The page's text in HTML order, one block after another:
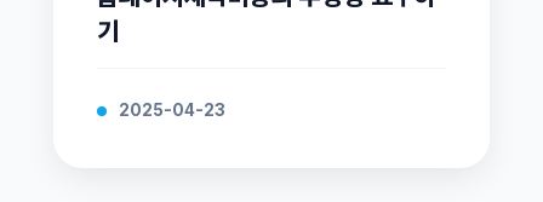
기
2025-04-23